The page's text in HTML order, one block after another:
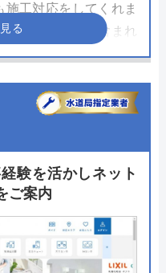
工対応をしてくれま
工事費などが含まれ
ぶのが特徴です。メー
交換を依頼すること
了する工事に限りま
す。この割引サービ
用できるのが嬉しいポ
験を活かしネット
ご案内